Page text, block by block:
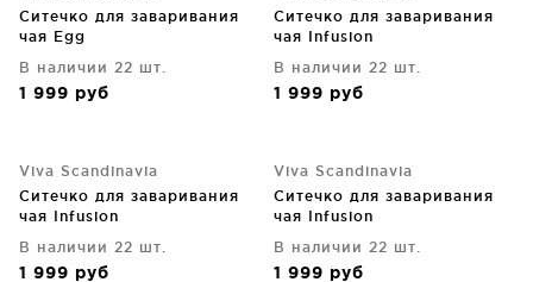
Ситечко для заваривания
чая Egg
В наличии 22 шт.
1 999 руб
Ситечко для заваривания
чая Infusion
В наличии 22 шт.
1 999 руб
Viva Scandinavia
Ситечко для заваривания
чая Infusion
В наличии 22 шт.
1 999 руб
Viva Scandinavia
Ситечко для заваривания
чая Infusion
В наличии 22 шт.
1 999 руб